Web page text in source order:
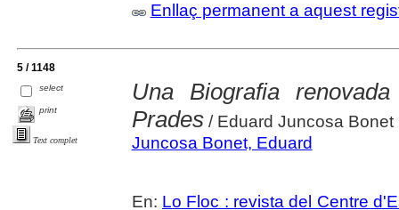
Enllaç permanent a aquest
5 / 1148
select
print
Text complet
Una Biografia
Prades/ Eduard Juncosa Bonet
Juncosa Bonet, Eduard
En: Lo Floc : revista del Centre